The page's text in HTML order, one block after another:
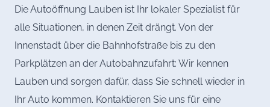
Die Autoöffnung Lauben ist Ihr lokaler Spezialist für
alle Situationen, in denen Zeit drängt. Von der
Innenstadt über die Bahnhofstraße bis zu den
Parkplätzen an der Autobahnzufahrt: Wir kennen
Lauben und sorgen dafür, dass Sie schnell wieder in
Ihr Auto kommen. Kontaktieren Sie uns für eine